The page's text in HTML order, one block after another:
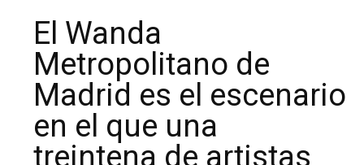
El Wanda
Metropolitano de
Madrid es el escenario
en el que una
treintena de artistas